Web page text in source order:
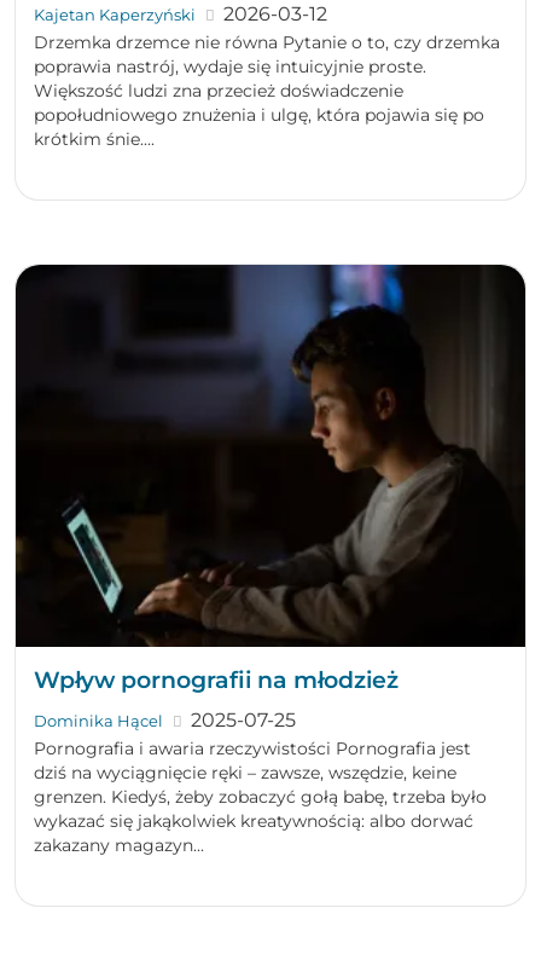
Kajetan Kaperzyński 2026-03-12
Drzemka drzemce nie równa Pytanie o to, czy drzemka
poprawia nastrój, wydaje się intuicyjnie proste.
Większość ludzi zna przecież doświadczenie
popołudniowego znużenia i ulgę, która pojawia się po
krótkim śnie....
Wpływ pornografii na młodzież
Dominika Hącel 2025-07-25
Pornografia i awaria rzeczywistości Pornografia jest
dziś na wyciągnięcie ręki – zawsze, wszędzie, keine
grenzen. Kiedyś, żeby zobaczyć gołą babę, trzeba było
wykazać się jakąkolwiek kreatywnością: albo dorwać
zakazany magazyn...